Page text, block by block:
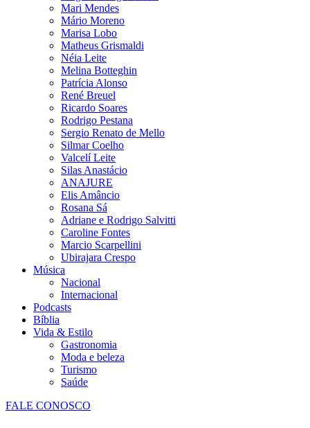
Mari Mendes
Mário Moreno
Marisa Lobo
Matheus Grismaldi
Néia Leite
Melina Botteghin
Patrícia Alonso
René Breuel
Ricardo Soares
Rodrigo Pestana
Sergio Renato de Mello
Silmar Coelho
Valcelí Leite
Silas Anastácio
ANAJURE
Elis Amâncio
Rosana Sá
Adriane e Rodrigo Salvitti
Caroline Fontes
Marcio Scarpellini
Ubirajara Crespo
Música
Nacional
Internacional
Podcasts
Bíblia
Vida & Estilo
Gastronomia
Moda e beleza
Turismo
Saúde
FALE CONOSCO